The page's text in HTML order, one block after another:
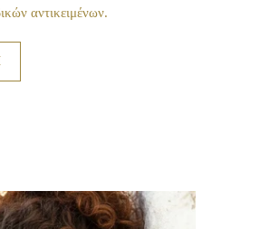
αντικειμένων.